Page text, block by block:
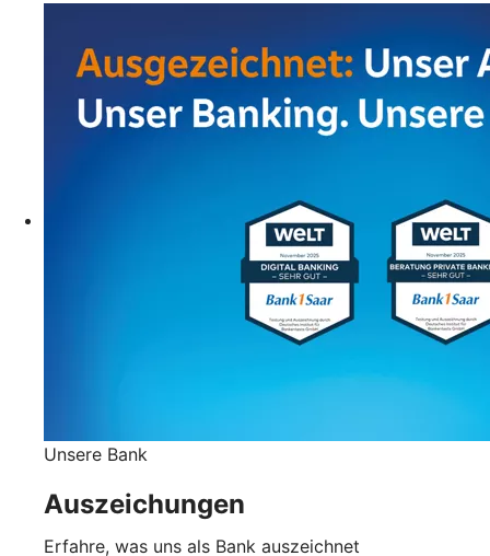
Unsere Bank
Auszeichungen
Erfahre, was uns als Bank auszeichnet